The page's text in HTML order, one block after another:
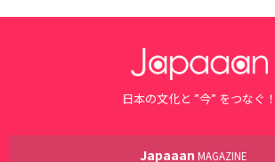
日本の文化と ”今” をつなぐ！
Japaaan MAGAZINE